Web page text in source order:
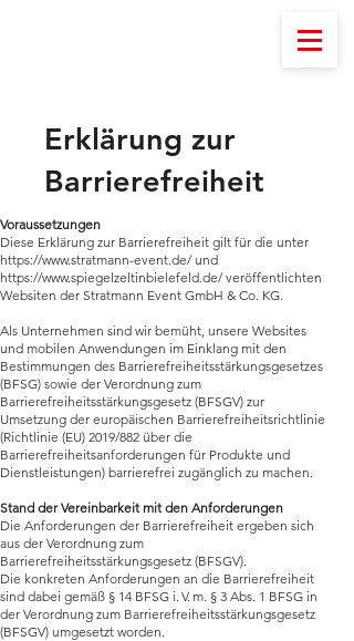
Erklärung zur
Barrierefreiheit
Voraussetzungen
Diese Erklärung zur Barrierefreiheit gilt für die unter
https://www.stratmann-event.de/und
https://www.spiegelzeltinbielefeld.de/veröffentlichten
Websiten der Stratmann Event GmbH & Co. KG.
Als Unternehmen sind wir bemüht, unsere Websites
und mobilen Anwendungen im Einklang mit den
Bestimmungen des Barrierefreiheitsstärkungsgesetzes
(BFSG) sowie der Verordnung zum
Barrierefreiheitsstärkungsgesetz (BFSGV) zur
Umsetzung der europäischen Barrierefreiheitsrichtlinie
(Richtlinie (EU) 2019/882 über die
Barrierefreiheitsanforderungen für Produkte und
Dienstleistungen) barrierefrei zugänglich zu machen.
Stand der Vereinbarkeit mit den Anforderungen
Die Anforderungen der Barrierefreiheit ergeben sich
aus der Verordnung zum
Barrierefreiheitsstärkungsgesetz (BFSGV).
Die konkreten Anforderungen an die Barrierefreiheit
sind dabei gemäß § 14 BFSG i. V. m. § 3 Abs. 1 BFSG in
der Verordnung zum Barrierefreiheitsstärkungsgesetz
(BFSGV) umgesetzt worden.